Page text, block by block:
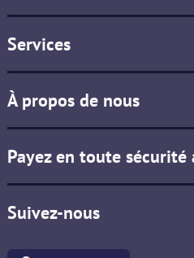
Services
À propos de nous
Payez en toute sécurité
Suivez-nous